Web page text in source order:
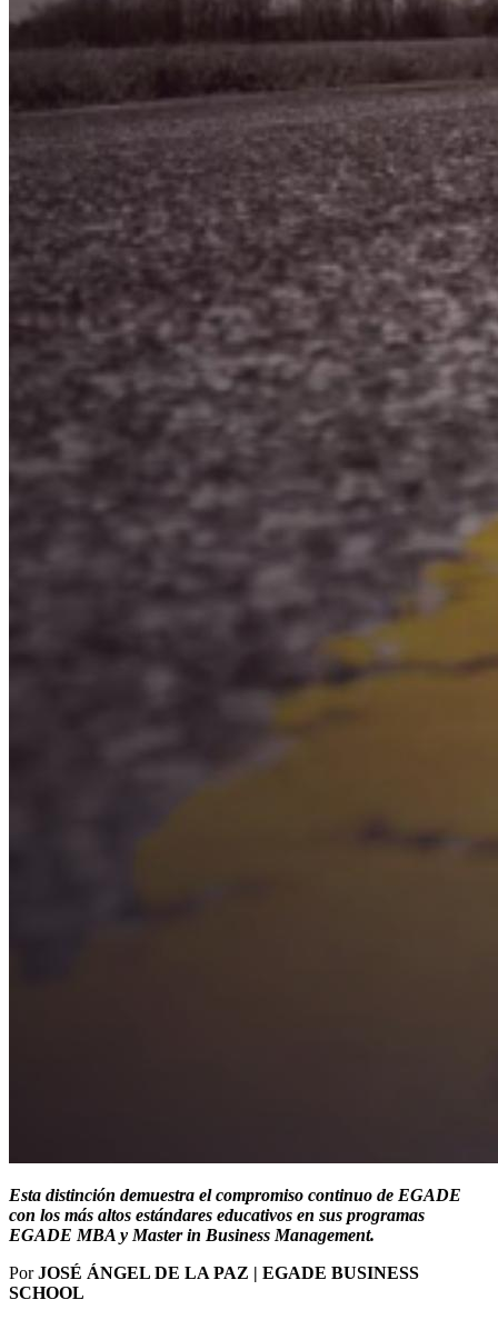
Esta distinción demuestra el compromiso continuo de EGADE
con los más altos estándares educativos en sus programas
EGADE MBA y Master in Business Management.
PorJOSÉ ÁNGEL DE LA PAZ | EGADE BUSINESS
SCHOOL